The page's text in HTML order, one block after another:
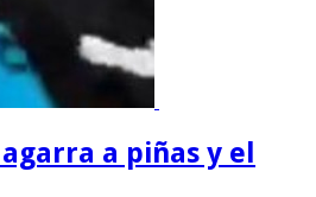
a piñas y el